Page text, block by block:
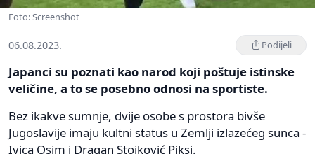
Foto: Screenshot
06.08.2023. Podijeli
Japanci su poznati kao narod koji poštuje istinske
veličine, a to se posebno odnosi na sportiste.
Bez ikakve sumnje, dvije osobe s prostora bivše
Jugoslavije imaju kultni status u Zemlji izlazećeg sunca -
Ivica Osim i Dragan Stojković Piksi.